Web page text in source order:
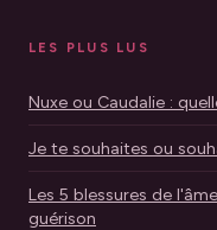
LES PLUS LUS
Nuxe ou Caudalie :
Je te souhaites ou
Les 5 blessures de
guérison